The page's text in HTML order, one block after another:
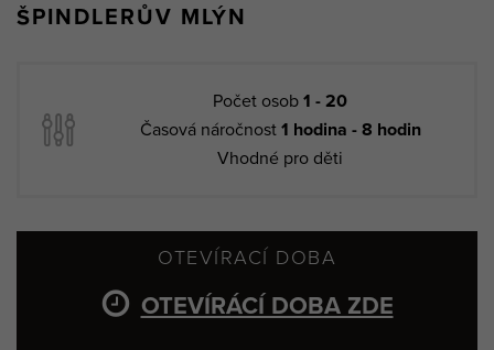
ŠPINDLERŮV MLÝN
Počet osob 1 - 20
Časová náročnost 1 hodina - 8 hodin
Vhodné pro děti
OTEVÍRACÍ DOBA
OTEVÍRÁCÍ DOBA ZDE